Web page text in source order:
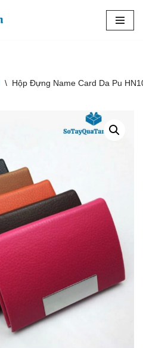
\ Hộp Đựng Name Card Da Pu